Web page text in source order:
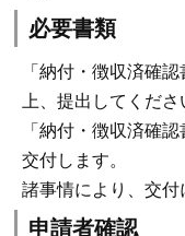
必要書類
「納付・徴収済確
上、提出してくださ
「納付・徴収済確
交付します。
諸事情により、交付
申請者確認